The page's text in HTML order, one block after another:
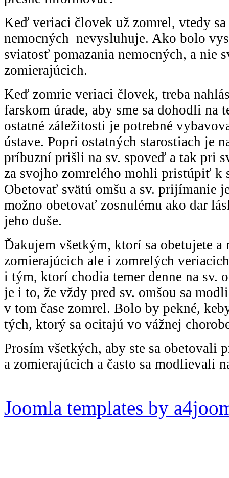
Keď veriaci človek už zomrel, vtedy
nemocných nevysluhuje. Ako bolo
sviatosť pomazania nemocných, a nie
zomierajúcich.
Keď zomrie veriaci človek, treba
farskom úrade, aby sme sa dohodli na
ostatné záležitosti je potrebné
ústave. Popri ostatných starostiach je
príbuzní prišli na sv. spoveď a tak pri
za svojho zomrelého mohli pristúpiť k
Obetovať svätú omšu a sv. prijímanie
možno obetovať zosnulému ako dar
jeho duše.
Ďakujem všetkým, ktorí sa obetujete a
zomierajúcich ale i zomrelých
i tým, ktorí chodia temer denne na sv.
je i to, že vždy pred sv. omšou sa
v tom čase zomrel. Bolo by pekné,
tých, ktorý sa ocitajú vo vážnej
Prosím všetkých, aby ste sa obetovali
a zomierajúcich a často sa modlievali
Joomla templates by